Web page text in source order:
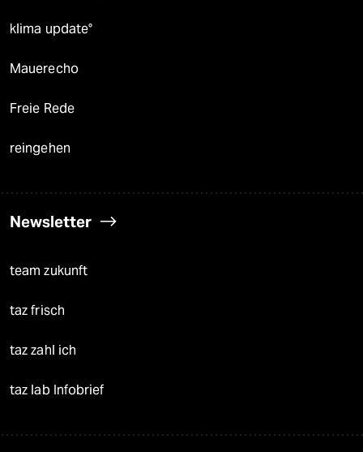
klima update°
Mauerecho
Freie Rede
reingehen
Newsletter
team zukunft
taz frisch
taz zahl ich
taz lab Infobrief